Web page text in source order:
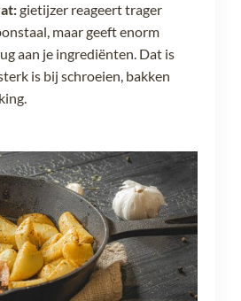
gietijzer reageert trager
maar geeft enorm
aan je ingrediënten. Dat is
is bij schroeien, bakken